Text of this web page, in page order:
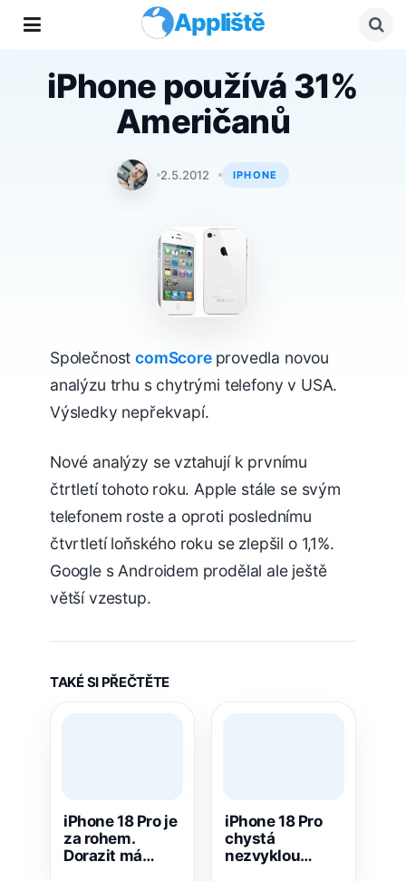
Appliště
iPhone používá 31%
Američanů
Tomáš Svoboda
2.5.2012 IPHONE
SpolečnostcomScore provedla novou
analýzu trhu s chytrými telefony v USA.
Výsledky nepřekvapí.
Nové analýzy se vztahují k prvnímu
čtrtletí tohoto roku. Apple stále se svým
telefonem roste a oproti poslednímu
čtvrtletí loňského roku se zlepšil o 1,1%.
Google s Androidem prodělal ale ještě
větší vzestup.
TAKÉ SI PŘEČTĚTE
iPhone 18 Pro je
za rohem.
Dorazit má
iPhone 18 Pro
chystá
nezvyklou